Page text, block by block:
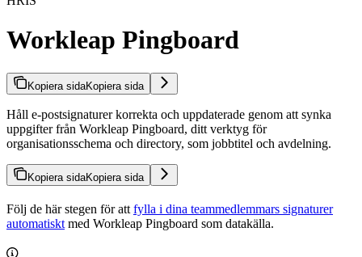
Workleap Pingboard
Kopiera sidaKopiera sida
Håll e-postsignaturer korrekta och uppdaterade genom att synka
uppgifter från Workleap Pingboard, ditt verktyg för
organisationsschema och directory, som jobbtitel och avdelning.
Kopiera sidaKopiera sida
Följ de här stegen för att fylla i dina teammedlemmars signaturer
automatiskt med Workleap Pingboard som datakälla.